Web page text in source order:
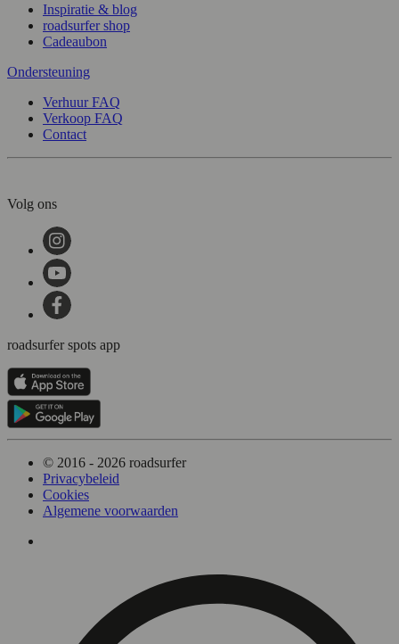
Inspiratie & blog
roadsurfer shop
Cadeaubon
Ondersteuning
Verhuur FAQ
Verkoop FAQ
Contact
Volg ons
roadsurfer spots app
© 2016 - 2026 roadsurfer
Privacybeleid
Cookies
Algemene voorwaarden